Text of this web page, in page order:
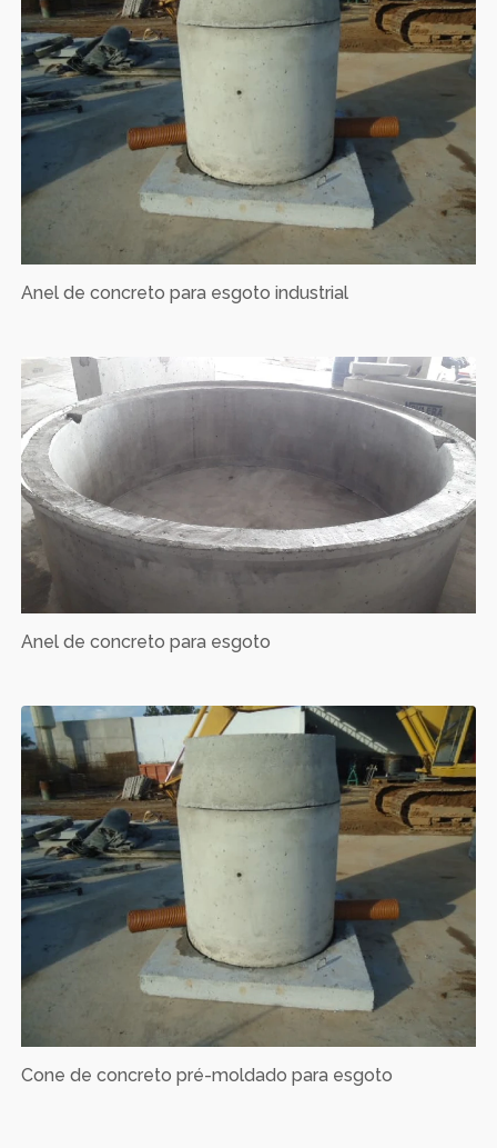
Anel de concreto para esgoto industrial
Anel de concreto para esgoto
Cone de concreto pré-moldado para esgoto